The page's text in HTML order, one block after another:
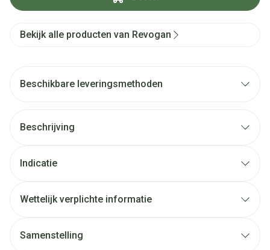
Bekijk alle producten van Revogan
Beschikbare leveringsmethoden
Beschrijving
Indicatie
Wettelijk verplichte informatie
Samenstelling